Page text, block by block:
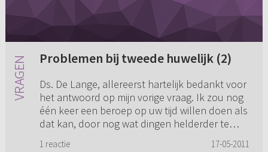
Problemen bij tweede huwelijk (2)
Ds. De Lange, allereerst hartelijk bedankt voor
het antwoord op mijn vorige vraag. Ik zou nog
één keer een beroep op uw tijd willen doen als
dat kan, door nog wat dingen helderder te
1 reactie 17-05-2011